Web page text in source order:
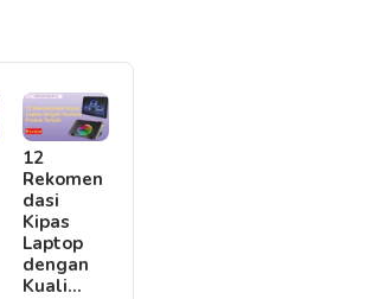
12
Rekomen
dasi
Kipas
Laptop
dengan
Kuali…